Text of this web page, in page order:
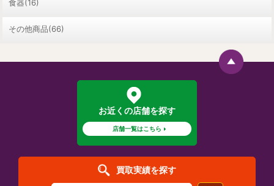
食器(16)
その他商品(66)
お近くの店舗を探す
店舗一覧はこちら
買取実績を探す